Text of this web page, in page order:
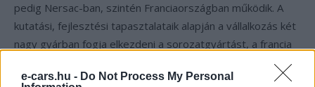
e-cars.hu - Do Not Process My Personal
pedig Nersac-ban, szintén Franciaországban működik. A
kutatási, fejlesztési tapasztalataik alapján a vállalkozás két
nagy gyárban fogja elkezdeni a sorozatgyártást, a francia